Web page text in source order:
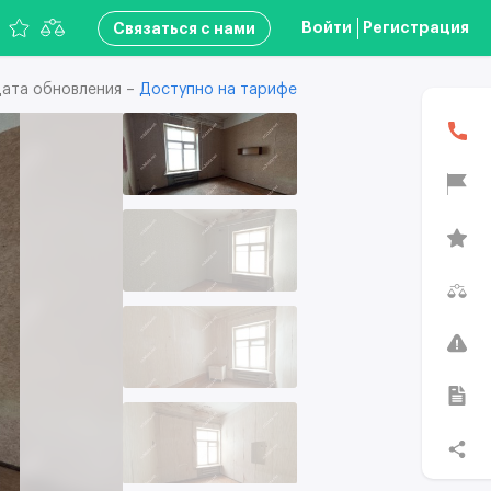
Связаться с нами Войти Регистрация
обновления – Доступно на тарифе